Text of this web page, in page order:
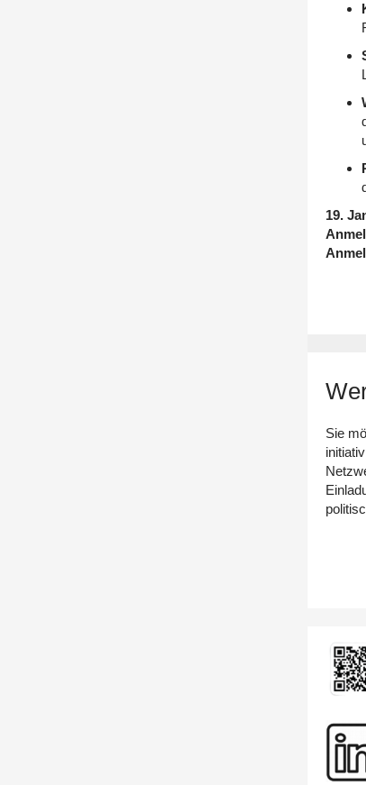
19.
Sie